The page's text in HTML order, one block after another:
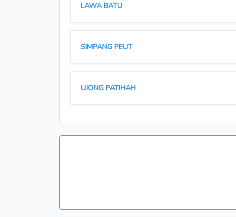
LAWA BATU
SIMPANG PEUT
UJONG PATIHAH